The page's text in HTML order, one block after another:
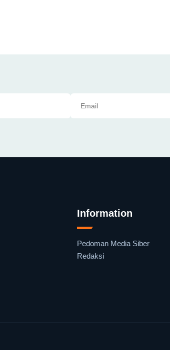
Information
Pedoman Media Siber
Redaksi